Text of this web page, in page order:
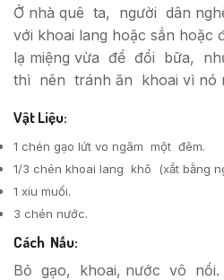
Ở nhà quê ta, người dân
với khoai lang hoặc sắn
lạ miệng vừa để đổi bữa,
thì nên tránh ăn khoai vì nó
Vật Liệu:
1 chén gạo lứt vo ngâm một đêm.
1/3 chén khoai lang khô (xắt bằng
1 xíu muối.
3 chén nước.
Cách Nấu:
Bỏ gạo, khoai, nước vô